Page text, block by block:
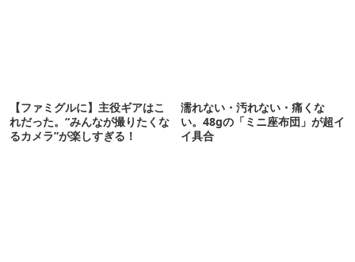
【ファミグルに】主役ギアはこ
れだった。“みんなが撮りたくな
るカメラ”が楽しすぎる！
濡れない・汚れない・痛くな
い。48gの「ミニ座布団」が超イ
イ具合